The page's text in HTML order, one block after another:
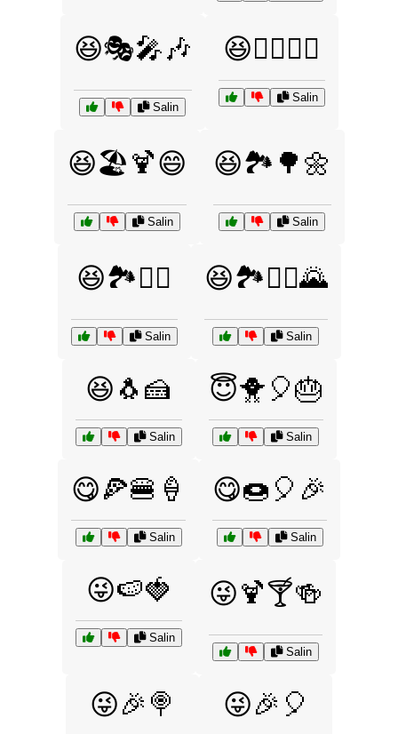
😆🎭🎤🎶
Salin
😆🏄‍♂️🏄‍♀️
Salin
😆🏖️🍹😄
Salin
😆🏞️🌳🌼
Salin
😆🏞️🚴‍♂️
Salin
😆🏞️🚶‍♂️🌄
Salin
😆🐧🍰
Salin
😇🐥🎈🎂
Salin
😋🍕🍔🍦
Salin
😋🍩🎈🎉
Salin
😜🍉🍓
Salin
😜🍹🍸🍻
Salin
😜🎉🍭 😜🎉🎈